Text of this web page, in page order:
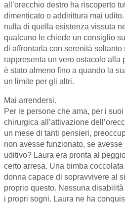
all’orecchio destro ha riscoperto
dimenticato o addirittura mai
nulla di quella esistenza vissuta
qualcuno le chiede un consiglio
di affrontarla con serenità soltanto
rappresenta un vero ostacolo alla
è stato almeno fino a quando la
un limite per gli altri.
Mai arrendersi.
Per le persone che ama, per i
chirurgica all’attivazione
un mese di tanti pensieri,
non avesse funzionato, se
uditivo? Laura era pronta al
certo arresa. Una bimba
donna capace di sopravvivere al
proprio questo. Nessuna
i propri sogni. Laura ne ha